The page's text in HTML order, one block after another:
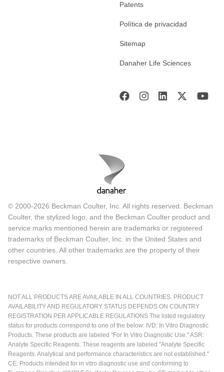
Patents
Política de privacidad
Sitemap
Danaher Life Sciences
© 2000-2026 Beckman Coulter, Inc. All rights reserved. Beckman
Coulter, the stylized logo, and the Beckman Coulter product and
service marks mentioned herein are trademarks or registered
trademarks of Beckman Coulter, Inc. in the United States and
other countries. All other trademarks are the property of their
respective owners.
NOT ALL PRODUCTS ARE AVAILABLE IN ALL COUNTRIES. PRODUCT
AVAILABILITY AND REGULATORY STATUS DEPENDS ON COUNTRY
REGISTRATION PER APPLICABLE REGULATIONS The listed regulatory
status for products correspond to one of the below: IVD: In Vitro Diagnostic
Products. These products are labeled "For In Vitro Diagnostic Use." ASR:
Analyte Specific Reagents. These reagents are labeled "Analyte Specific
Reagents. Analytical and performance characteristics are not established."
CE: Products intended for in vitro diagnostic use and conforming to